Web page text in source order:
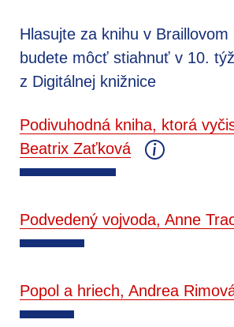
Hlasujte za knihu v
budete môcť stiahnuť v 10.
z Digitálnej knižnice
Podivuhodná kniha, ktorá
Beatrix Zaťková
Podvedený vojvoda, Anne
Popol a hriech, Andrea